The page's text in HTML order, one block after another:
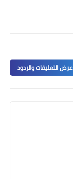
عرض التعليقات والردود